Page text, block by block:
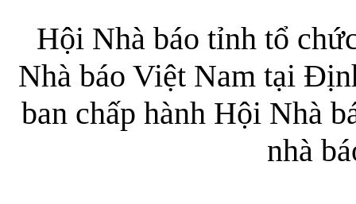
Hội Nhà báo tỉnh tổ
Nhà báo Việt Nam tại
ban chấp hành Hội Nhà
nhà